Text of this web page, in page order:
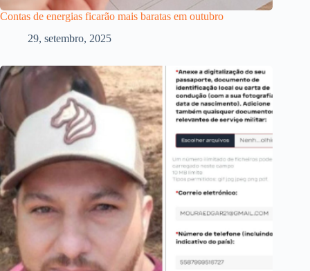
Contas de energias ficarão mais baratas em outubro
29, setembro, 2025